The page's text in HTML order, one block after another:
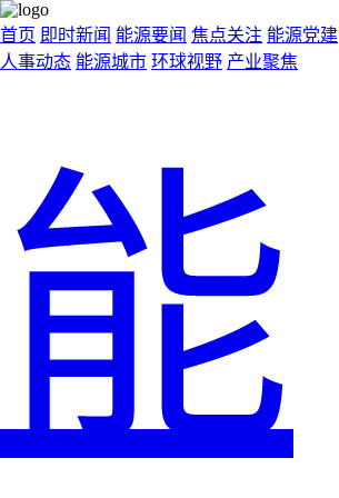
首页 即时新闻 能源要闻 焦点关注 能源党建
人事动态 能源城市 环球视野 产业聚焦
能